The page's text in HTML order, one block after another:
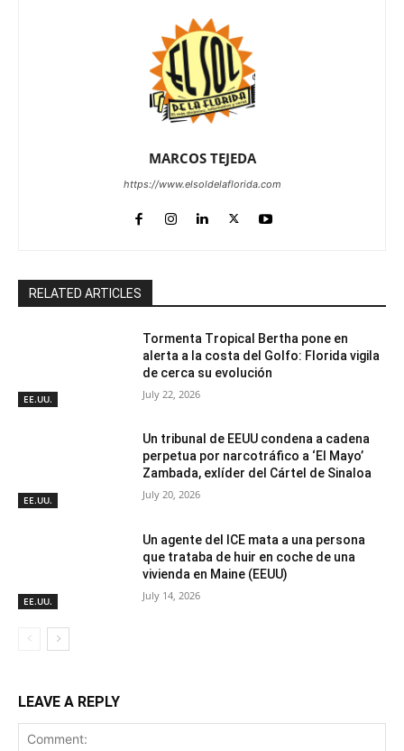
MARCOS TEJEDA
https://www.elsoldelaflorida.com
RELATED ARTICLES
EE.UU.
Tormenta Tropical Bertha pone en
alerta a la costa del Golfo: Florida vigila
de cerca su evolución
July 22, 2026
EE.UU.
Un tribunal de EEUU condena a cadena
perpetua por narcotráfico a ‘El Mayo’
Zambada, exlíder del Cártel de Sinaloa
July 20, 2026
EE.UU.
Un agente del ICE mata a una persona
que trataba de huir en coche de una
vivienda en Maine (EEUU)
July 14, 2026
LEAVE A REPLY